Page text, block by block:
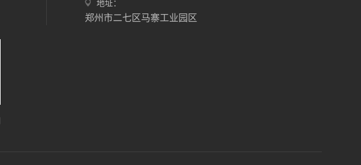
地址：
郑州市二七区马寨工业园区